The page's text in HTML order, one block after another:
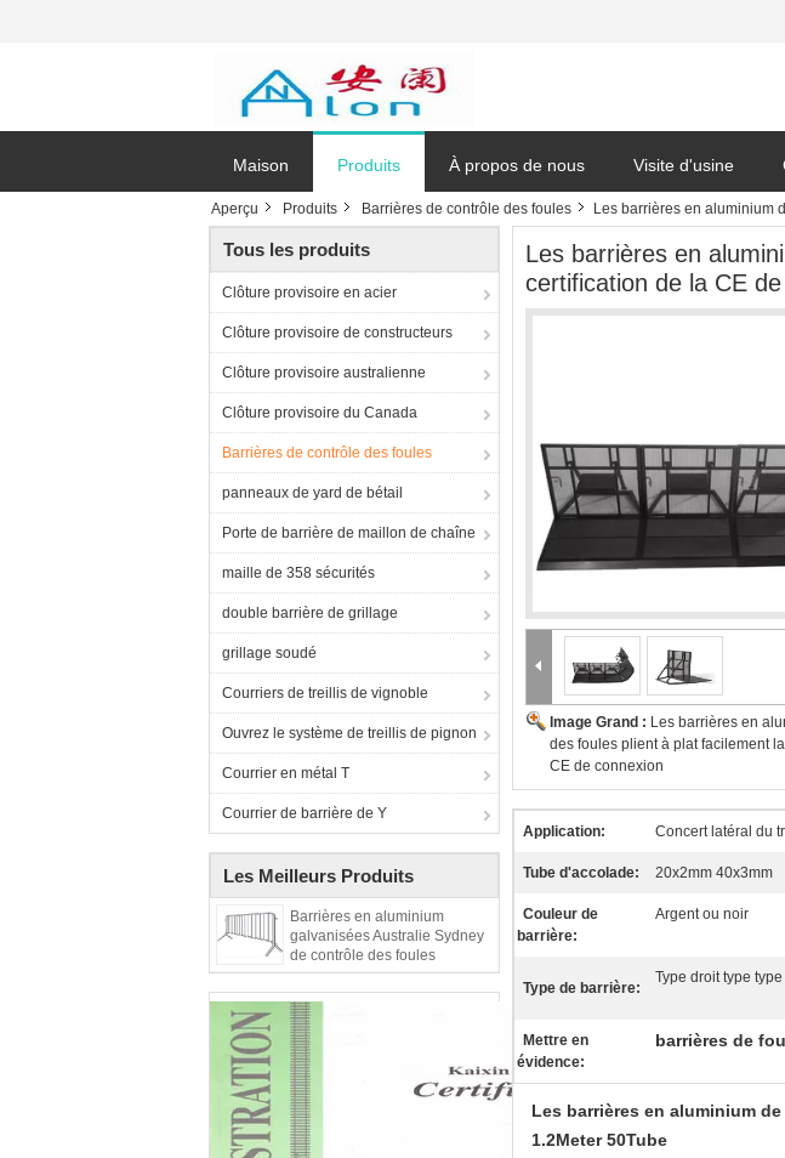
Maison Produits À propos de nous Visite d'usine
Aperçu Produits Barrières de contrôle des foules Les barrières en aluminium
Tous les produits
Clôture provisoire en acier
Clôture provisoire de constructeurs
Clôture provisoire australienne
Clôture provisoire du Canada
Barrières de contrôle des foules
panneaux de yard de bétail
Porte de barrière de maillon de chaîne
maille de 358 sécurités
double barrière de grillage
grillage soudé
Courriers de treillis de vignoble
Ouvrez le système de treillis de pignon
Courrier en métal T
Courrier de barrière de Y
Les Meilleurs Produits
Barrières en aluminium
galvanisées Australie Sydney
de contrôle des foules
imperméable
Les barrières en
certification de la CE
Image Grand : Les barrières en
des foules plient à plat facilement
CE de connexion
Application: Concert latéral du
Tube d'accolade: 20x2mm 40x3mm
Couleur de
barrière:
Argent ou noir
Type de barrière:
Type droit type
Mettre en
évidence:
barrières de
Les barrières en aluminium
1.2Meter 50Tube